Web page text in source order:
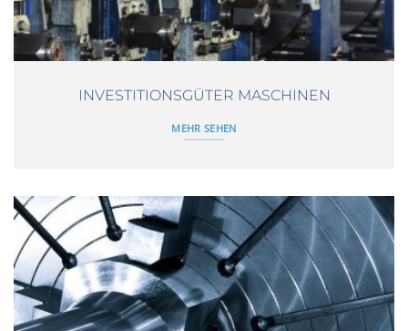
INVESTITIONSGÜTER MASCHINEN
MEHR SEHEN